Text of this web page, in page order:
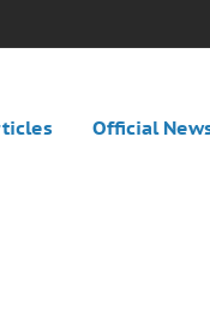
Official